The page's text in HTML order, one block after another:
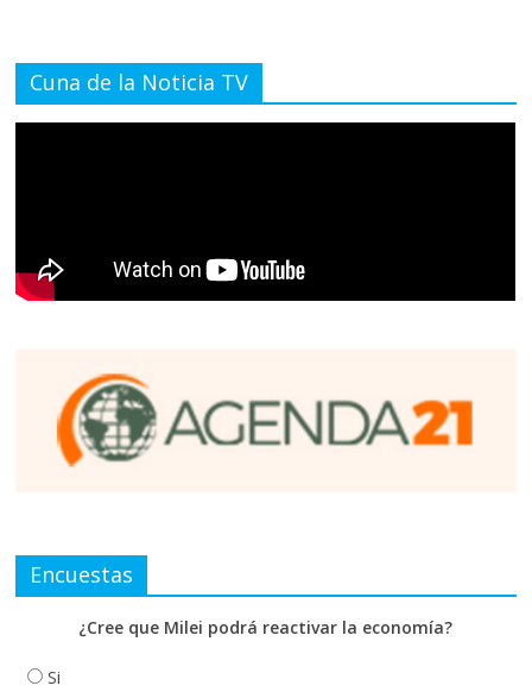
Cuna de la Noticia TV
Encuestas
¿Cree que Milei podrá reactivar la economía?
Si